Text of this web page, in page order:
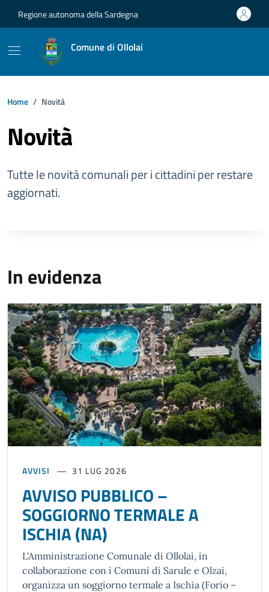
Regione autonoma della Sardegna
Comune di Ollolai
Home Novità
Novità
Tutte le novità comunali per i cittadini per restare
aggiornati.
In evidenza
AVVISI 31 LUG 2026
AVVISO PUBBLICO –
SOGGIORNO TERMALE A
ISCHIA (NA)
L'Amministrazione Comunale di Ollolai, in
collaborazione con i Comuni di Sarule e Olzai,
organizza un soggiorno termale a Ischia (Forio –